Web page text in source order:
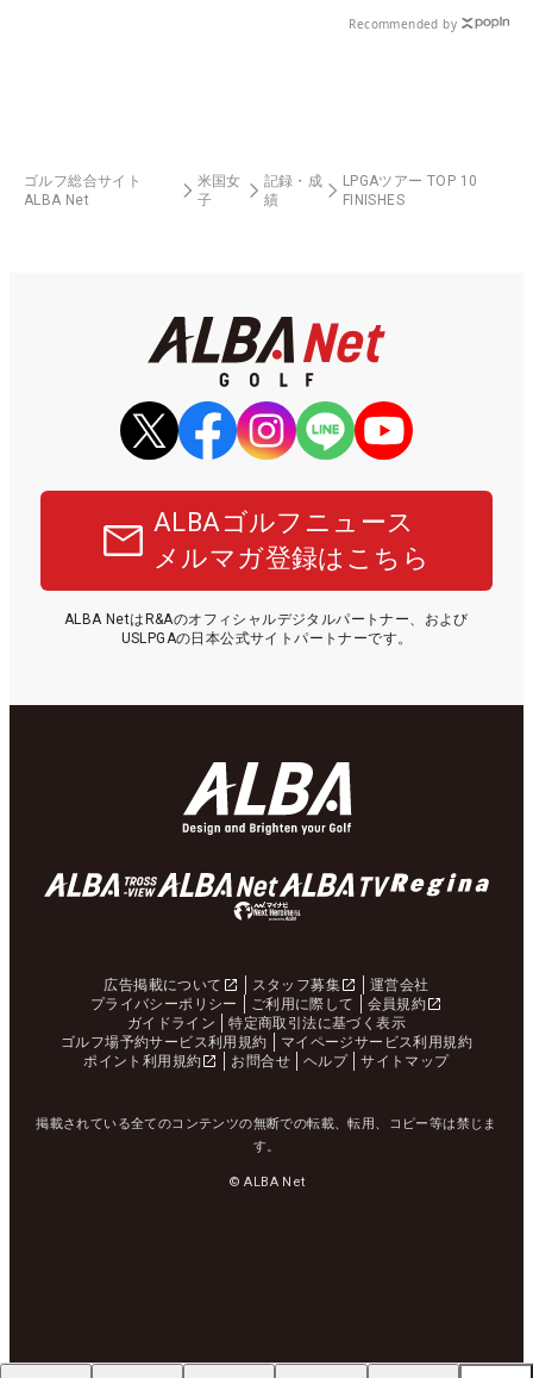
Recommended by
ゴルフ総合サイト
ALBA Net
米国女
子
記録・成
績
LPGAツアー TOP 10
FINISHES
ALBAゴルフニュース
メルマガ登録はこちら
ALBA NetはR&Aのオフィシャルデジタルパートナー、および
USLPGAの日本公式サイトパートナーです。
広告掲載について スタッフ募集
運営会社
プライバシーポリシー
ご利用に際して
会員規約
ガイドライン
特定商取引法に基づく表示
ゴルフ場予約サービス利用規約
マイページサービス利用規約
ポイント利用規約
お問合せ ヘルプ サイトマップ
掲載されている全てのコンテンツの無断での転載、転用、コピー等は禁じま
す。
© ALBA Net